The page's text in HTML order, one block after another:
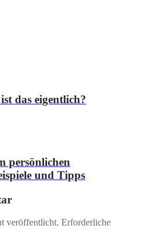
das eigentlich?
persönlichen
und Tipps
veröffentlicht. Erforderliche